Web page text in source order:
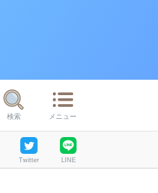
検索 メニュー
Twitter LINE